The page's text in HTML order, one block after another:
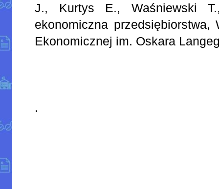
J., Kurtys E., Waśniewski
ekonomiczna przedsiębiorstwa,
Ekonomicznej im. Oskara
.